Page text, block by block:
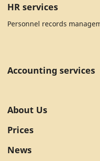
HR services
Personnel records
Accounting services
About Us
Prices
News